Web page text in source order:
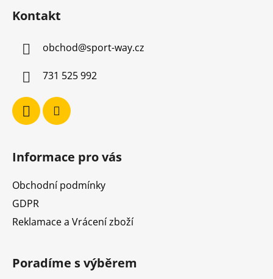
Kontakt
obchod@sport-way.cz
731 525 992
Informace pro vás
Obchodní podmínky
GDPR
Reklamace a Vrácení zboží
Poradíme s výběrem